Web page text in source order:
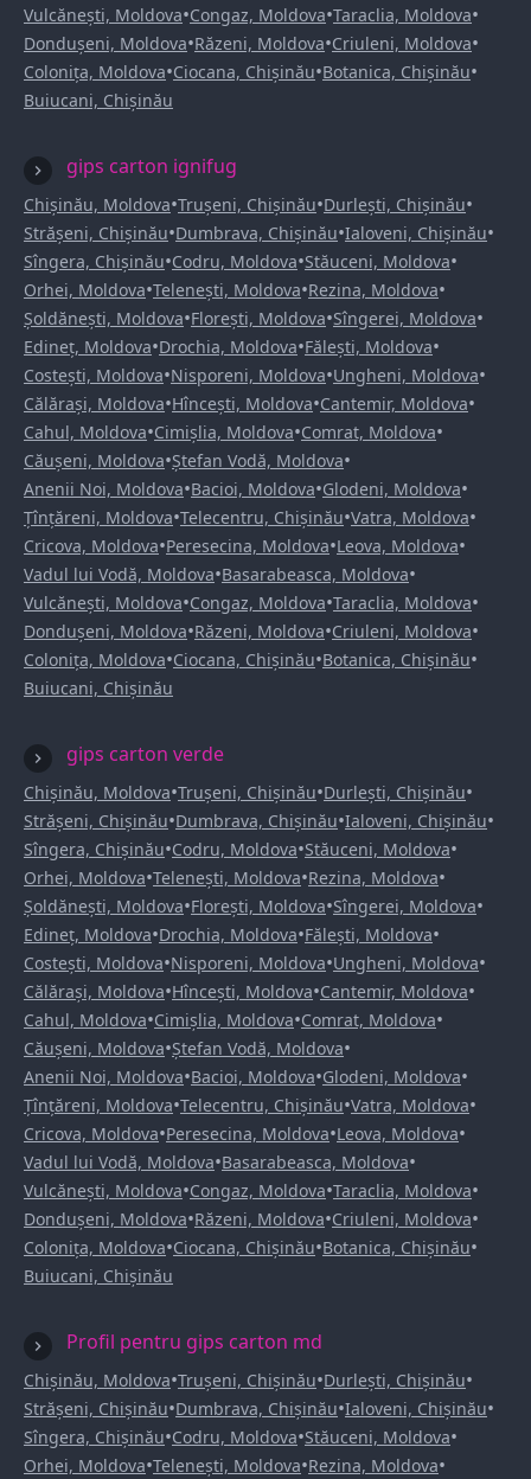
Vulcănești, Moldova•Congaz, Moldova•Taraclia, Moldova•
Dondușeni, Moldova•Răzeni, Moldova•Criuleni, Moldova•
Colonița, Moldova•Ciocana, Chișinău•Botanica, Chișinău•
Buiucani, Chișinău
gips carton ignifug
Chișinău, Moldova•Trușeni, Chișinău•Durlești, Chișinău•
Strășeni, Chișinău•Dumbrava, Chișinău•Ialoveni, Chișinău•
Sîngera, Chișinău•Codru, Moldova•Stăuceni, Moldova•
Orhei, Moldova•Telenești, Moldova•Rezina, Moldova•
Șoldănești, Moldova•Florești, Moldova•Sîngerei, Moldova•
Edineț, Moldova•Drochia, Moldova•Fălești, Moldova•
Costești, Moldova•Nisporeni, Moldova•Ungheni, Moldova•
Călărași, Moldova•Hîncești, Moldova•Cantemir, Moldova•
Cahul, Moldova•Cimișlia, Moldova•Comrat, Moldova•
Căușeni, Moldova•Ștefan Vodă, Moldova•
Anenii Noi, Moldova•Bacioi, Moldova•Glodeni, Moldova•
Țînțăreni, Moldova•Telecentru, Chișinău•Vatra, Moldova•
Cricova, Moldova•Peresecina, Moldova•Leova, Moldova•
Vadul lui Vodă, Moldova•Basarabeasca, Moldova•
Vulcănești, Moldova•Congaz, Moldova•Taraclia, Moldova•
Dondușeni, Moldova•Răzeni, Moldova•Criuleni, Moldova•
Colonița, Moldova•Ciocana, Chișinău•Botanica, Chișinău•
Buiucani, Chișinău
gips carton verde
Chișinău, Moldova•Trușeni, Chișinău•Durlești, Chișinău•
Strășeni, Chișinău•Dumbrava, Chișinău•Ialoveni, Chișinău•
Sîngera, Chișinău•Codru, Moldova•Stăuceni, Moldova•
Orhei, Moldova•Telenești, Moldova•Rezina, Moldova•
Șoldănești, Moldova•Florești, Moldova•Sîngerei, Moldova•
Edineț, Moldova•Drochia, Moldova•Fălești, Moldova•
Costești, Moldova•Nisporeni, Moldova•Ungheni, Moldova•
Călărași, Moldova•Hîncești, Moldova•Cantemir, Moldova•
Cahul, Moldova•Cimișlia, Moldova•Comrat, Moldova•
Căușeni, Moldova•Ștefan Vodă, Moldova•
Anenii Noi, Moldova•Bacioi, Moldova•Glodeni, Moldova•
Țînțăreni, Moldova•Telecentru, Chișinău•Vatra, Moldova•
Cricova, Moldova•Peresecina, Moldova•Leova, Moldova•
Vadul lui Vodă, Moldova•Basarabeasca, Moldova•
Vulcănești, Moldova•Congaz, Moldova•Taraclia, Moldova•
Dondușeni, Moldova•Răzeni, Moldova•Criuleni, Moldova•
Colonița, Moldova•Ciocana, Chișinău•Botanica, Chișinău•
Buiucani, Chișinău
Profil pentru gips carton md
Chișinău, Moldova•Trușeni, Chișinău•Durlești, Chișinău•
Strășeni, Chișinău•Dumbrava, Chișinău•Ialoveni, Chișinău•
Sîngera, Chișinău•Codru, Moldova•Stăuceni, Moldova•
Orhei, Moldova•Telenești, Moldova•Rezina, Moldova•